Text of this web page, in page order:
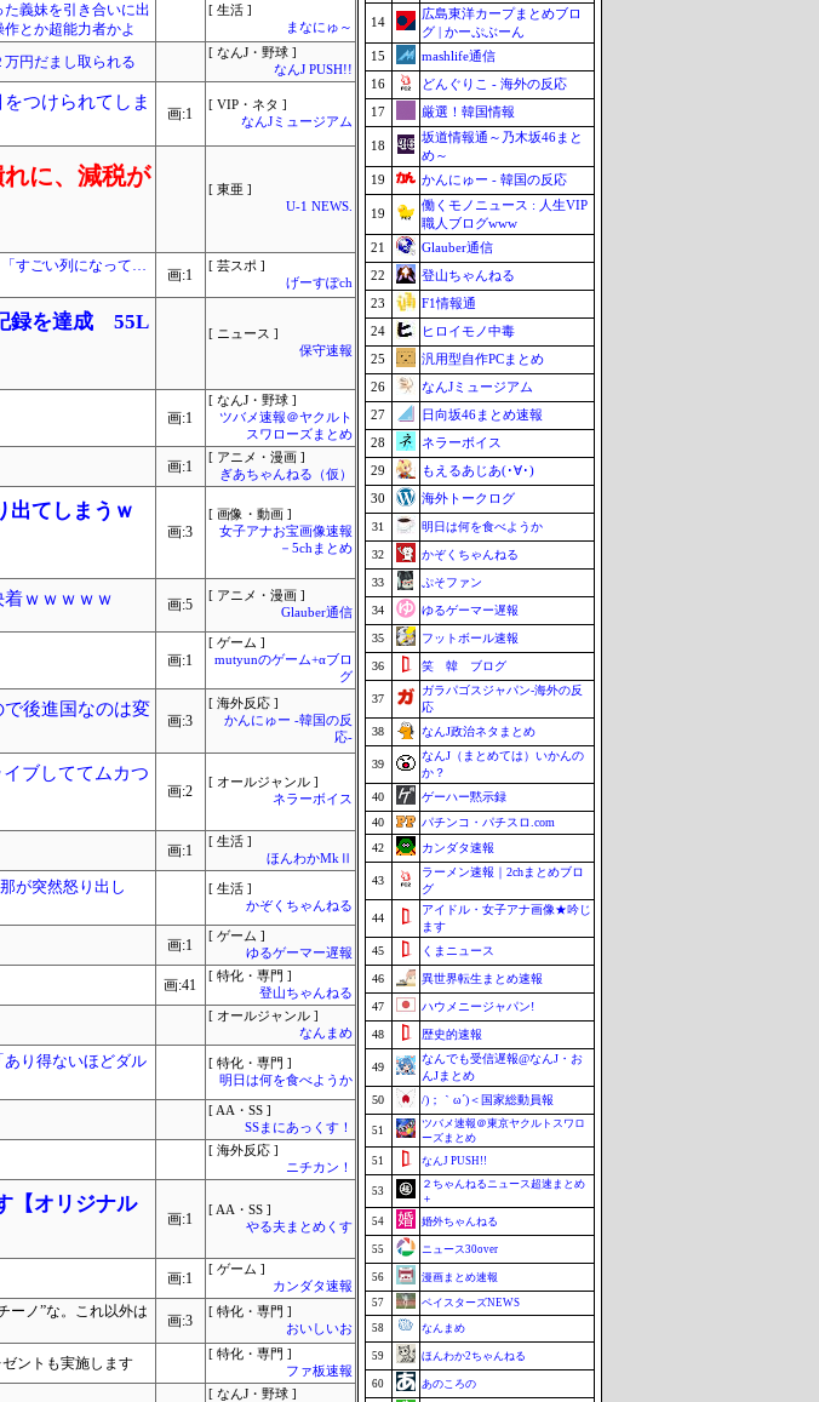
義妹を引き合いに出
とか超能力者かよ
[ 生活 ]
まなにゅ～
円だまし取られる
[ なんJ・野球 ]
なんJ PUSH!!
つけられてしま
画:1
[ VIP・ネタ ]
なんJミュージアム
に、減税が
[ 東亜 ]
U-1 NEWS.
「すごい列になって…
画:1
[ 芸スポ ]
げーすぽch
録を達成 55L
[ ニュース ]
保守速報
画:1
[ なんJ・野球 ]
ツバメ速報＠ヤクルト
スワローズまとめ
画:1
[ アニメ・漫画 ]
ぎあちゃんねる（仮）
出てしまうｗ
画:3
[ 画像・動画 ]
女子アナお宝画像速報
－5chまとめ
ｗｗｗｗｗ 画:5
[ アニメ・漫画 ]
Glauber通信
画:1
[ ゲーム ]
mutyunのゲーム+αブロ
グ
後進国なのは変
画:3
[ 海外反応 ]
かんにゅー -韓国の反
応-
ブしててムカつ
画:2
[ オールジャンル ]
ネラーボイス
画:1
[ 生活 ]
ほんわかMkⅡ
が突然怒り出し
[ 生活 ]
かぞくちゃんねる
画:1
[ ゲーム ]
ゆるゲーマー遅報
画:41
[ 特化・専門 ]
登山ちゃんねる
[ オールジャンル ]
なんまめ
り得ないほどダル
[ 特化・専門 ]
明日は何を食べようか
[ AA・SS ]
SSまにあっくす！
[ 海外反応 ]
ニチカン！
【オリジナル
画:1
[ AA・SS ]
やる夫まとめくす
画:1
[ ゲーム ]
カンダタ速報
ーノ”な。これ以外は
画:3
[ 特化・専門 ]
おいしいお
ントも実施します
[ 特化・専門 ]
ファ板速報
[ なんJ・野球 ]
14
広島東洋カープまとめブロ
グ | かーぷぶーん
15
mashlife通信
16
どんぐりこ - 海外の反応
17
厳選！韓国情報
18
坂道情報通～乃木坂46まと
め～
19
かんにゅー - 韓国の反応
19
働くモノニュース : 人生VIP
職人ブログwww
21
Glauber通信
22
登山ちゃんねる
23
F1情報通
24
ヒロイモノ中毒
25
汎用型自作PCまとめ
26
なんJミュージアム
27
日向坂46まとめ速報
28
ネラーボイス
29
もえるあじあ(･∀･)
30
海外トークログ
31 明日は何を食べようか
32 かぞくちゃんねる
33 ぷそファン
34 ゆるゲーマー遅報
35 フットボール速報
36 笑 韓 ブログ
37
ガラパゴスジャパン-海外の反
応
38
なんJ政治ネタまとめ
39
なんJ（まとめては）いかんの
か？
40
ゲーハー黙示録
40
パチンコ・パチスロ.com
42
カンダタ速報
43
ラーメン速報｜2chまとめブロ
グ
44
アイドル・女子アナ画像★吟じ
ます
45
くまニュース
46 異世界転生まとめ速報
47 ハウメニージャパン!
48 歴史的速報
49
なんでも受信遅報@なんJ・お
んJまとめ
50
/)；｀ω´)＜国家総動員報
51
ツバメ速報＠東京ヤクルトスワロ
ーズまとめ
51
なんJ PUSH!!
53
２ちゃんねるニュース超速まとめ
＋
54
婚外ちゃんねる
55 ニュース30over
56 漫画まとめ速報
57 ベイスターズNEWS
58 なんまめ
59 ほんわか2ちゃんねる
60 あのころの